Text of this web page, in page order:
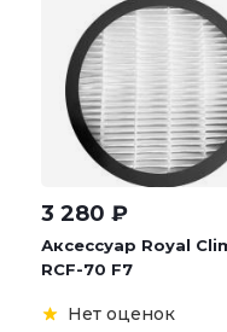
3 280 ₽
Аксессуар Royal
RCF-70 F7
Нет оценок